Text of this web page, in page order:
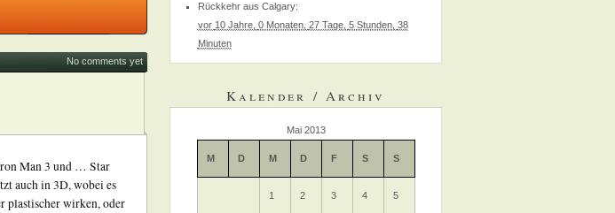
No comments yet
Man 3 und … Star
auch in 3D, wobei es
plastischer wirken, oder
Rückkehr aus Calgary:
vor 10 Jahre, 0 Monaten, 27 Tage, 5 Stunden, 38
Minuten
Kalender / Archiv
Mai 2013
M D M D F S S
1 2 3 4 5